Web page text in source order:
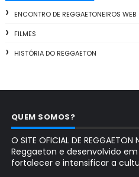
ENCONTRO DE REGGAETONEIROS WEB
FILMES
HISTÓRIA DO REGGAETON
QUEM SOMOS?
O SITE OFICIAL DE
Reggaeton e desenvolvido
fortalecer e intensificar a